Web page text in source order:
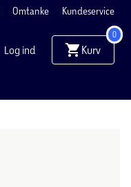
Omtanke Kundeservice
Log ind Kurv
0